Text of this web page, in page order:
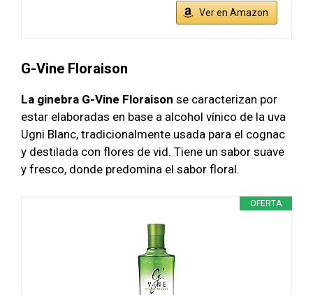
Ver en Amazon
G-Vine Floraison
La ginebra G-Vine Floraison se caracterizan por
estar elaboradas en base a alcohol vínico de la uva
Ugni Blanc, tradicionalmente usada para el cognac
y destilada con flores de vid. Tiene un sabor suave
y fresco, donde predomina el sabor floral.
OFERTA